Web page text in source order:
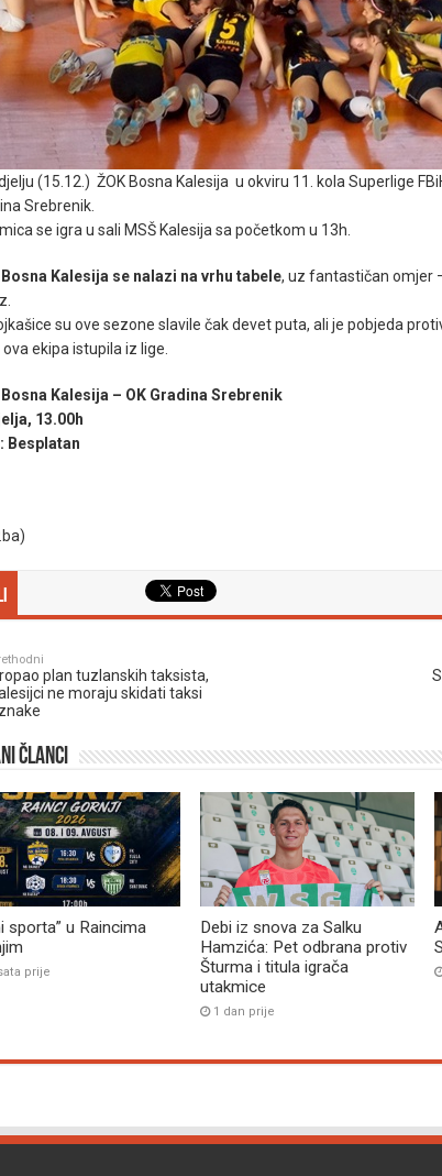
(15.12.) ŽOK Bosna Kalesija u okviru 11. kola Superlige
Srebrenik.
se igra u sali MSŠ Kalesija sa početkom u 13h.
Bosna Kalesija se nalazi na vrhu tabele, uz fantastičan omjer
su ove sezone slavile čak devet puta, ali je pobjeda
ova ekipa istupila iz lige.
Bosna Kalesija – OK Gradina Srebrenik
13.00h
Besplatan
plan tuzlanskih taksista,
ne moraju skidati taksi
članci
sporta” u Raincima
prije
Debi iz snova za Salku
Hamzića: Pet odbrana protiv
Šturma i titula igrača
utakmice
1 dan prije